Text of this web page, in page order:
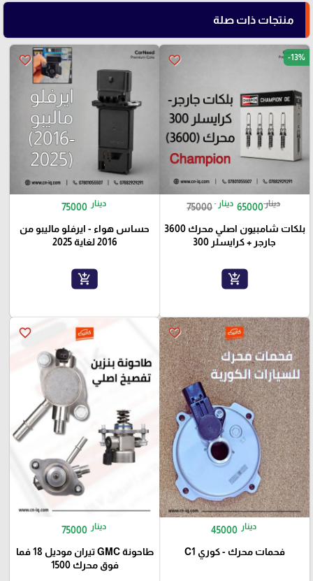
منتجات ذات صلة
favorite_border -13%
75000 دينار65000 دينار
بلكات شامبيون اصلي محرك 3600
جارجر + كرايسلر 300
add_shopping_cart
favorite_border
75000 دينار
حساس هواء - ايرفلو ماليبو من
2016 لغاية 2025
add_shopping_cart
favorite_border
45000 دينار
فحمات محرك - كوري C1
favorite_border
75000 دينار
طاحونة GMC تيران موديل 18 فما
فوق محرك 1500